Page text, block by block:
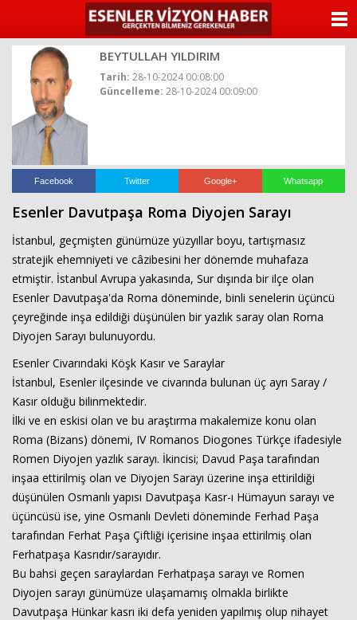
BEYTULLAH YILDIRIM
Tarih: 28-10-2024 00:08:00
Güncelleme: 28-10-2024 00:09:00
Facebook Twitter Google+ Whatsapp
Esenler Davutpaşa Roma Diyojen Sarayı
İstanbul, geçmişten günümüze yüzyıllar boyu, tartışmasız
stratejik ehemniyeti ve câzibesini her dönemde muhafaza
etmiştir. İstanbul Avrupa yakasında, Sur dışında bir ilçe olan
Esenler Davutpaşa'da Roma döneminde, binli senelerin üçüncü
çeyreğinde inşa edildiği düşünülen bir yazlık saray olan Roma
Diyojen Sarayı bulunuyordu.
Esenler Civarındaki Köşk Kasır ve Saraylar
İstanbul, Esenler ilçesinde ve civarında bulunan üç ayrı Saray /
Kasır olduğu bilinmektedir.
İlki ve en eskisi olan ve bu araştırma makalemize konu olan
Roma (Bizans) dönemi, IV Romanos Diogones Türkçe ifadesiyle
Romen Diyojen yazlık sarayı. İkincisi; Davud Paşa tarafından
inşaa ettirilmiş olan ve Diyojen Sarayı üzerine inşa ettirildiği
düşünülen Osmanlı yapısı Davutpaşa Kasr-ı Hümayun sarayı ve
üçüncüsü ise, yine Osmanlı Devleti döneminde Ferhad Paşa
tarafından Ferhat Paşa Çiftliği içerisine inşaa ettirilmiş olan
Ferhatpaşa Kasrıdır/sarayıdır.
Bu bahsi geçen saraylardan Ferhatpaşa sarayı ve Romen
Diyojen sarayı günümüze ulaşamamış olmakla birlikte
Davutpaşa Hünkar kasrı iki defa yeniden yapılmış olup nihayet
ANASAYFA
YAZARLAR
VİDEO GALERİ
İLETİŞİM
Haberin Doğru Adresi.